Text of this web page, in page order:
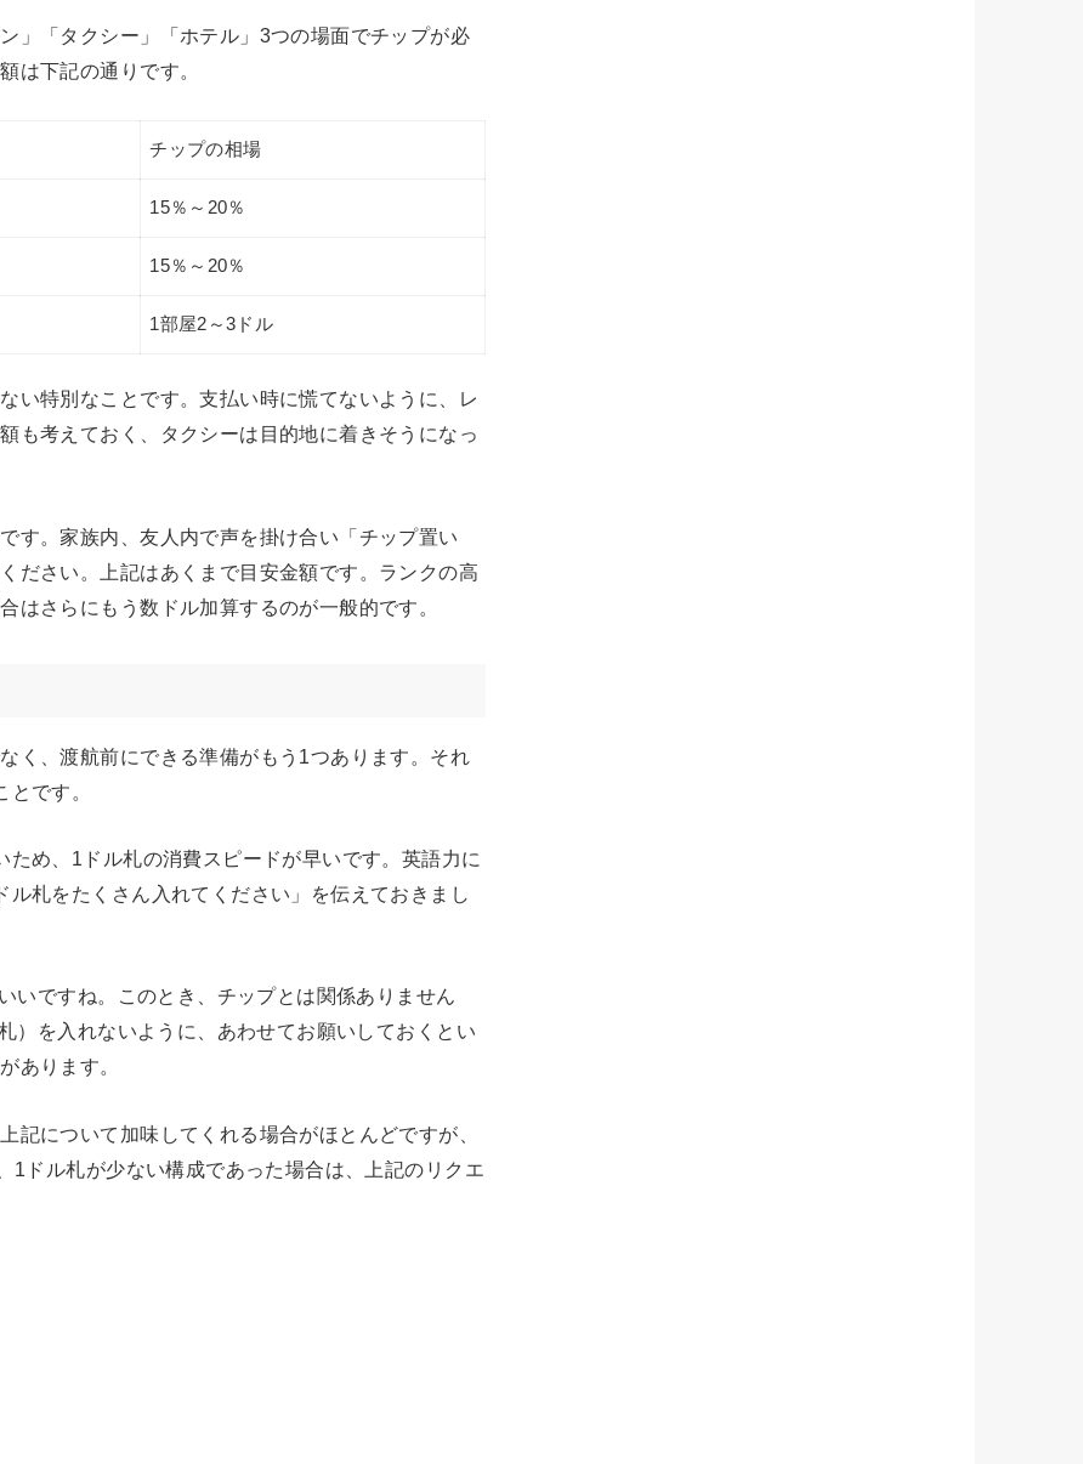
」「タクシー」「ホテル」3つの場面でチップが必
は下記の通りです。
チップの相場
15％～20％
15％～20％
1部屋2～3ドル
い特別なことです。支払い時に慌てないように、レ
も考えておく、タクシーは目的地に着きそうになっ
す。家族内、友人内で声を掛け合い「チップ置い
ださい。上記はあくまで目安金額です。ランクの高
はさらにもう数ドル加算するのが一般的です。
く、渡航前にできる準備がもう1つあります。それ
です。
め、1ドル札の消費スピードが早いです。英語力に
札をたくさん入れてください」を伝えておきまし
いですね。このとき、チップとは関係ありません
）を入れないように、あわせてお願いしておくとい
あります。
記について加味してくれる場合がほとんどですが、
1ドル札が少ない構成であった場合は、上記のリクエ